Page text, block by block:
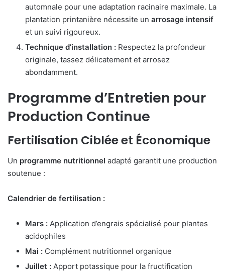
automnale pour une adaptation racinaire maximale. La
plantation printanière nécessite un arrosage intensif
et un suivi rigoureux.
Technique d’installation : Respectez la profondeur
originale, tassez délicatement et arrosez
abondamment.
Programme d’Entretien pour
Production Continue
Fertilisation Ciblée et Économique
Un programme nutritionnel adapté garantit une production
soutenue :
Calendrier de fertilisation :
Mars : Application d’engrais spécialisé pour plantes
acidophiles
Mai : Complément nutritionnel organique
Juillet : Apport potassique pour la fructification